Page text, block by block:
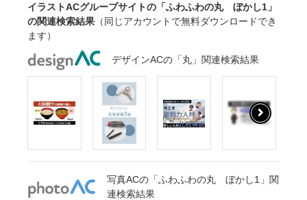
イラストACグループサイトの「ふわふわの丸 ぼかし1」
の関連検索結果 （同じアカウントで無料ダウンロードでき
ます）
デザインACの「丸」関連検索結果
写真ACの「ふわふわの丸 ぼかし1」関
連検索結果